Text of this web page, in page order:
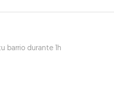
barrio durante 1h